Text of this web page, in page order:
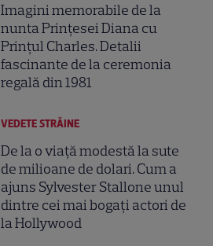
Imagini memorabile de la
nunta Prințesei Diana cu
Prințul Charles. Detalii
fascinante de la ceremonia
regală din 1981
VEDETE STRĂINE
De la o viață modestă la sute
de milioane de dolari. Cum a
ajuns Sylvester Stallone unul
dintre cei mai bogați actori de
la Hollywood